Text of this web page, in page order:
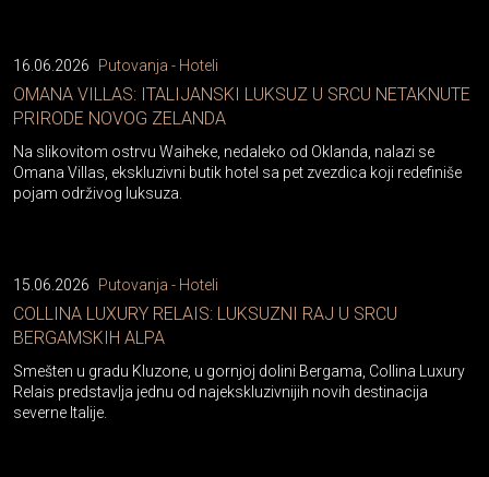
16.06.2026 Putovanja - Hoteli
OMANA VILLAS: ITALIJANSKI LUKSUZ U SRCU NETAKNUTE
PRIRODE NOVOG ZELANDA
Na slikovitom ostrvu Waiheke, nedaleko od Oklanda, nalazi se
Omana Villas, ekskluzivni butik hotel sa pet zvezdica koji redefiniše
pojam održivog luksuza.
15.06.2026 Putovanja - Hoteli
COLLINA LUXURY RELAIS: LUKSUZNI RAJ U SRCU
BERGAMSKIH ALPA
Smešten u gradu Kluzone, u gornjoj dolini Bergama, Collina Luxury
Relais predstavlja jednu od najekskluzivnijih novih destinacija
severne Italije.